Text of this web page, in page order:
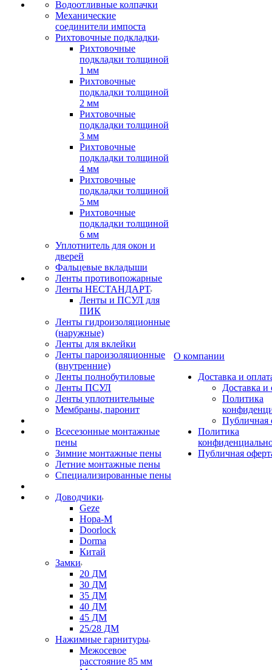
Водоотливные колпачки
Механические
соединители импоста
Рихтовочные подкладки
Рихтовочные
подкладки толщиной
1 мм
Рихтовочные
подкладки толщиной
2 мм
Рихтовочные
подкладки толщиной
3 мм
Рихтовочные
подкладки толщиной
4 мм
Рихтовочные
подкладки толщиной
5 мм
Рихтовочные
подкладки толщиной
6 мм
Уплотнитель для окон и
дверей
Фальцевые вкладыши
Ленты противопожарные
Ленты НЕСТАНДАРТ
Ленты и ПСУЛ для
ПИК
Ленты гидроизоляционные
(наружные)
Ленты для вклейки
Ленты пароизоляционные
(внутренние)
Ленты полнобутиловые
Ленты ПСУЛ
Ленты уплотнительные
Мембраны, паронит
Всесезонные монтажные
пены
Зимние монтажные пены
Летние монтажные пены
Специализированные пены
Доводчики
Geze
Нора-М
Doorlock
Dorma
Китай
Замки
20 ДМ
30 ДМ
35 ДМ
40 ДМ
45 ДМ
25/28 ДМ
Нажимные гарнитуры
Межосевое
расстояние 85 мм
О компании
Доставка и
Доставка и
Политика
Публичная
Политика
Публичная